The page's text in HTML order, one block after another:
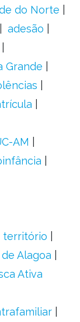
do Norte
adesão
Grande
AM
território
Alagoa
Ativa